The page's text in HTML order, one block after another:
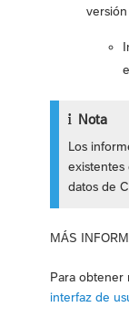
Nota
Los
datos de
MÁS
Para obtener
interfaz de